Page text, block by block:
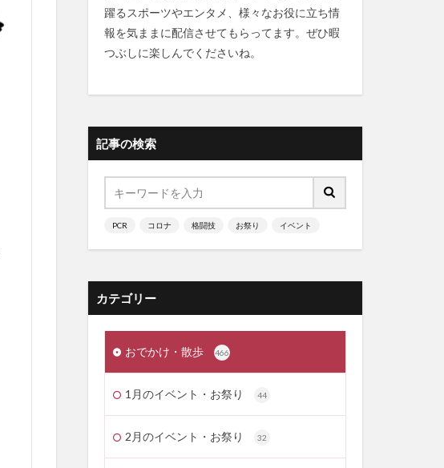
躍るスポーツやエンタメ、様々なお役に立ち情
報を気ままに配信させてもらってます。ぜひ暇
つぶしに楽しんでくださいね。
記事の検索
PCR コロナ 格闘技 お祭り イベント
カテゴリー
おでかけ・散歩 466
1月のイベント・お祭り 44
2月のイベント・お祭り 32